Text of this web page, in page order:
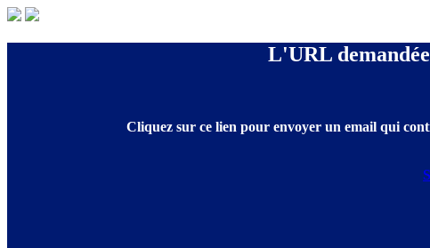
L'URL
Cliquez sur ce lien pour envoyer un email qui